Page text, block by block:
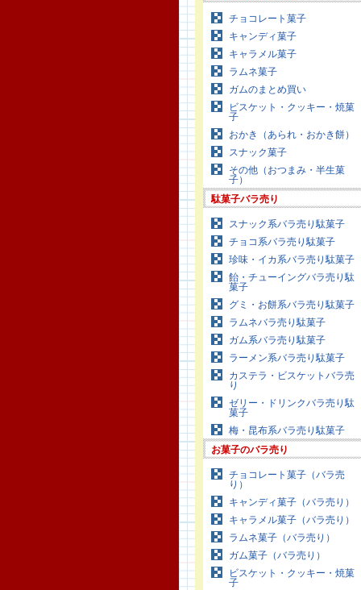
チョコレート菓子
キャンディ菓子
キャラメル菓子
ラムネ菓子
ガムのまとめ買い
ビスケット・クッキー・焼菓
子
おかき（あられ・おかき餅）
スナック菓子
その他（おつまみ・半生菓
子）
駄菓子バラ売り
スナック系バラ売り駄菓子
チョコ系バラ売り駄菓子
珍味・イカ系バラ売り駄菓子
飴・チューイングバラ売り駄
菓子
グミ・お餅系バラ売り駄菓子
ラムネバラ売り駄菓子
ガム系バラ売り駄菓子
ラーメン系バラ売り駄菓子
カステラ・ビスケットバラ売
り
ゼリー・ドリンクバラ売り駄
菓子
梅・昆布系バラ売り駄菓子
お菓子のバラ売り
チョコレート菓子（バラ売
り）
キャンディ菓子（バラ売り）
キャラメル菓子（バラ売り）
ラムネ菓子（バラ売り）
ガム菓子（バラ売り）
ビスケット・クッキー・焼菓
子